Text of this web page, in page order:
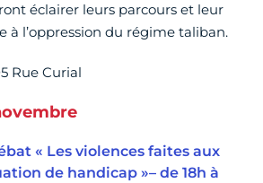
éclairer leurs parcours et leur
à l’oppression du régime taliban.
Rue Curial
« Les violences faites aux
de handicap »– de 18h à